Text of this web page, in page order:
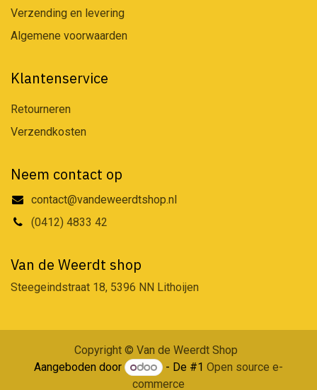
Verzending en levering
Algemene voorwaarden
Klantenservice
Retourneren
Verzendkosten
Neem contact op
contact@vandeweerdtshop.nl
(0412) 4833 42
Van de Weerdt shop
Steegeindstraat 18, 5396 NN Lithoijen
Copyright © Van de Weerdt Shop
Aangeboden door
- De #1Open source e-
commerce